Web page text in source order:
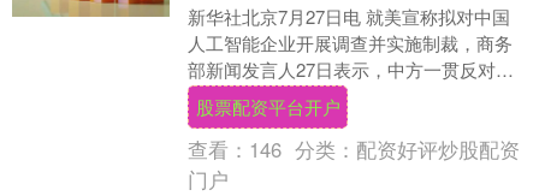
新华社北京7月27日电 就美宣称拟对中国
人工智能企业开展调查并实施制裁，商务
部新闻发言人27日表示，中方一贯反对美
方将科技经贸问题政治化、工具化，以各
种莫须有的....
股票配资平台开户
查看： 146 分类： 配资好评炒股配资
门户